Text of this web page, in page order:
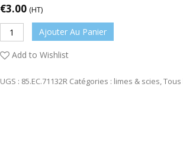
€3.00 (HT)
Ajouter Au Panier
Add to Wishlist
UGS : 85.EC.71132R Catégories : limes & scies,